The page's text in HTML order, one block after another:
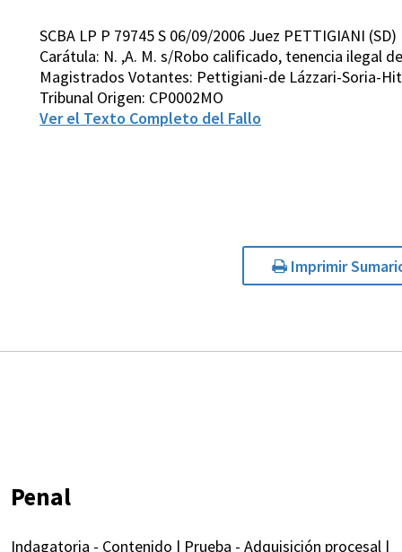
SCBA LP P 79745 S 06/09/2006 Juez PETTIGIANI (SD)
Carátula: N. ,A. M. s/Robo calificado, tenencia ilegal
Magistrados Votantes: Pettigiani-de Lázzari-Soria-
Tribunal Origen: CP0002MO
Ver el Texto Completo del Fallo
Imprimir
Penal
Indagatoria - Contenido | Prueba - Adquisición procesal |